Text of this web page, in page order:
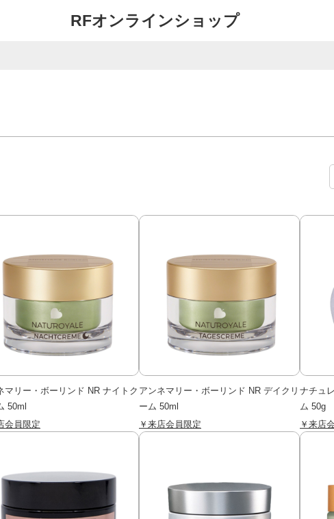
RFオンラインショップ
マリー・ボーリンド NR ナイトク
50ml
会員限定
アンネマリー・ボーリンド NR デイクリ
ーム 50ml
￥来店会員限定
ナチュ
ム 50g
￥来店